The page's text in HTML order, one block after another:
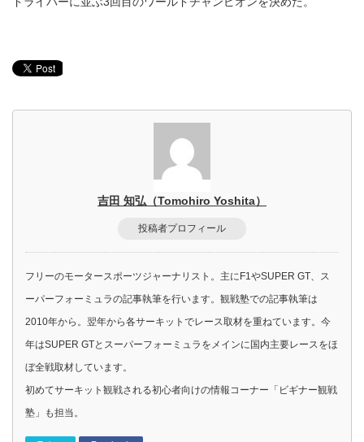
吉田 知弘（Tomohiro Yoshita）
投稿者プロフィール
フリーのモータースポーツジャーナリスト。主にF1やSUPER GT、ス
ーパーフォーミュラの記事執筆を行います。観戦塾での記事執筆は
2010年から。翌年から各サーキットでレース取材を重ねています。今
年はSUPER GTとスーパーフォーミュラをメインに国内主要レースをほ
ぼ全戦取材しています。
初めてサーキット観戦される初心者向けの情報コーナー「ビギナー観戦
塾」も担当。